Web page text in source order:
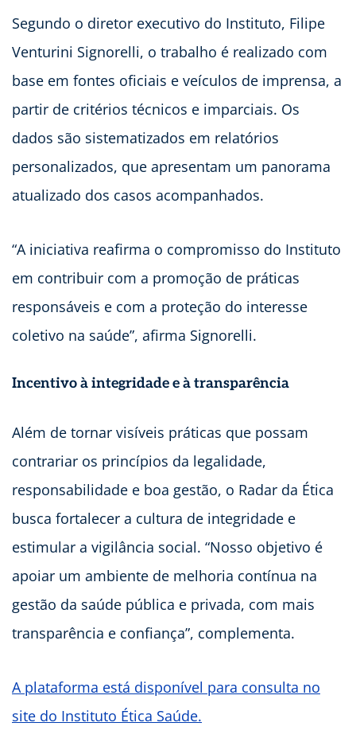
Segundo o diretor executivo do Instituto, Filipe
Venturini Signorelli, o trabalho é realizado com
base em fontes oficiais e veículos de imprensa, a
partir de critérios técnicos e imparciais. Os
dados são sistematizados em relatórios
personalizados, que apresentam um panorama
atualizado dos casos acompanhados.
“A iniciativa reafirma o compromisso do Instituto
em contribuir com a promoção de práticas
responsáveis e com a proteção do interesse
coletivo na saúde”, afirma Signorelli.
Incentivo à integridade e à transparência
Além de tornar visíveis práticas que possam
contrariar os princípios da legalidade,
responsabilidade e boa gestão, o Radar da Ética
busca fortalecer a cultura de integridade e
estimular a vigilância social. “Nosso objetivo é
apoiar um ambiente de melhoria contínua na
gestão da saúde pública e privada, com mais
transparência e confiança”, complementa.
A plataforma está disponível para consulta no
site do Instituto Ética Saúde.